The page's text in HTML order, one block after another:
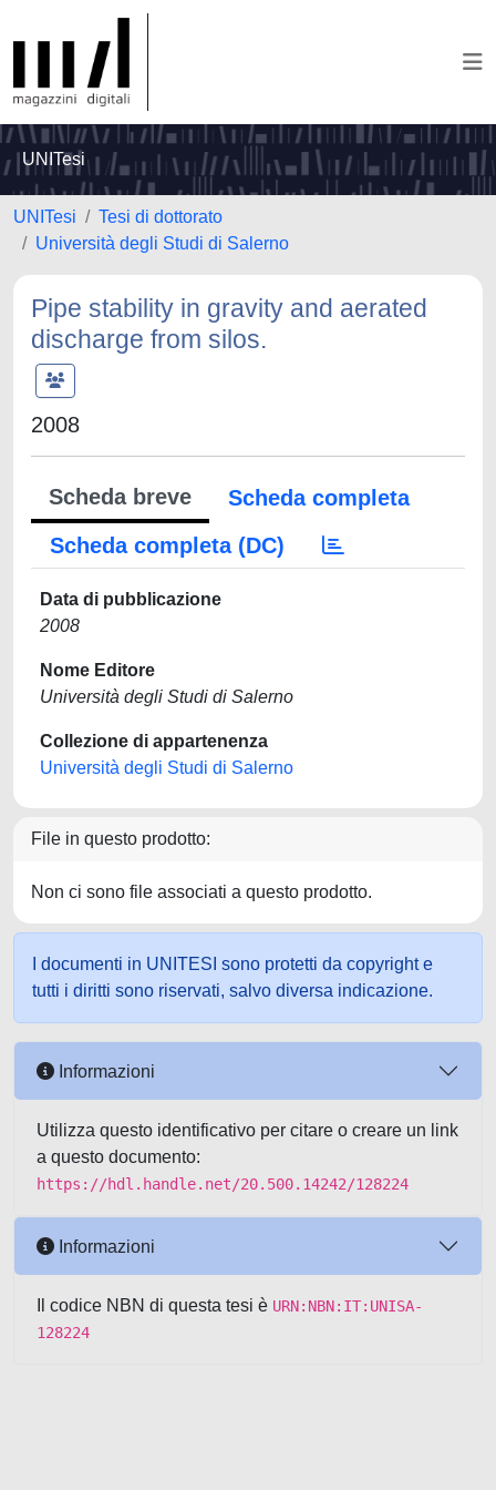
UNITesi
UNITesi
Tesi di dottorato
Università degli Studi di Salerno
Pipe stability in gravity and aerated
discharge from silos.
2008
Scheda breve
Scheda completa
Scheda completa (DC)
Data di pubblicazione
2008
Nome Editore
Università degli Studi di Salerno
Collezione di appartenenza
Università degli Studi di Salerno
File in questo prodotto:
Non ci sono file associati a questo prodotto.
I documenti in UNITESI sono protetti da copyright e
tutti i diritti sono riservati, salvo diversa indicazione.
Informazioni
Utilizza questo identificativo per citare o creare un link
a questo documento:
https://hdl.handle.net/20.500.14242/128224
Informazioni
Il codice NBN di questa tesi è URN:NBN:IT:UNISA-
128224